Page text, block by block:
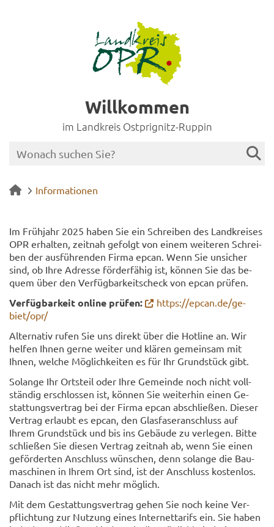
Willkommen
im Landkreis Ostprignitz-Ruppin
Informationen
Im Früh­jahr 2025 haben Sie ein Schrei­ben des Land­krei­ses
OPR er­hal­ten, zeit­nah ge­folgt von einem wei­te­ren Schrei­
ben der aus­füh­ren­den Firma epcan. Wenn Sie un­si­cher
sind, ob Ihre Adres­se för­der­fä­hig ist, kön­nen Sie das be­
quem über den Ver­füg­bar­keits­check von epcan prü­fen.
Ver­füg­bar­keit on­line prü­fen:
https://epcan.de/ge­
biet/opr/
Al­ter­na­tiv rufen Sie uns di­rekt über die Hot­line an. Wir
hel­fen Ihnen gerne wei­ter und klä­ren ge­mein­sam mit
Ihnen, wel­che Mög­lich­kei­ten es für Ihr Grund­stück gibt.
So­lan­ge Ihr Orts­teil oder Ihre Ge­mein­de noch nicht voll­
stän­dig er­schlos­sen ist, kön­nen Sie wei­ter­hin einen Ge­
stat­tungs­ver­trag bei der Firma epcan ab­schlie­ßen. Die­ser
Ver­trag er­laubt es epcan, den Glas­fa­ser­an­schluss auf
Ihrem Grund­stück und bis ins Ge­bäu­de zu ver­le­gen. Bitte
schlie­ßen Sie die­sen Ver­trag zeit­nah ab, wenn Sie einen
ge­för­der­ten An­schluss wün­schen, denn so­lan­ge die Bau­
ma­schi­nen in Ihrem Ort sind, ist der An­schluss kos­ten­los.
Da­nach ist das nicht mehr mög­lich.
Mit dem Ge­stat­tungs­ver­trag gehen Sie noch keine Ver­
pflich­tung zur Nut­zung eines In­ter­net­ta­rifs ein. Sie haben